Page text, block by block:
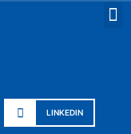
LINKEDIN